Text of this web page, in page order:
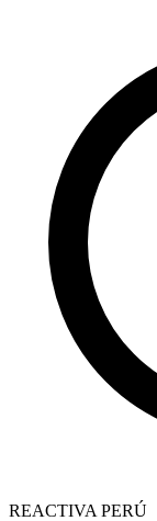
REACTIVA PERÚ